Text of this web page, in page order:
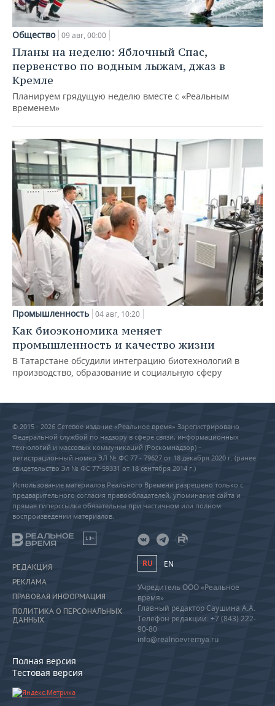
Общество 09 авг, 00:00
Планы на неделю: Яблочный Спас,
первенство по водным лыжам, джаз в
Кремле
Планируем грядущую неделю вместе с «Реальным
временем»
Промышленность 04 авг, 10:20
Как биоэкономика меняет
промышленность и качество жизни
В Татарстане обсудили интеграцию биотехнологий в
производство, образование и социальную сферу
© 2015 - 2026 Сетевое издание «Реальное время» Зарегистрировано
Федеральной службой по надзору в сфере связи, информационных
технологий и массовых коммуникаций (Роскомнадзор) –
регистрационный номер ЭЛ № ФС 77 - 79627 от 18 декабря 2020 г. (ранее
свидетельство Эл № ФС 77-59331 от 18 сентября 2014 г.)
Использование материалов Реального Времени разрешено только с
предварительного согласия правообладателей, упоминание сайта и
прямая гиперссылка обязательны при частичном или полном
воспроизведении материалов.
18+
РЕДАКЦИЯ
РЕКЛАМА
ПРАВОВАЯ ИНФОРМАЦИЯ
ПОЛИТИКА О ПЕРСОНАЛЬНЫХ
ДАННЫХ
Полная версия
Тестовая версия
RU EN
Учредитель ООО «Реальное
время»
Главный редактор Саушина А.А.
Телефон редакции: +7 (843) 222-
90-80
info@realnoevremya.ru